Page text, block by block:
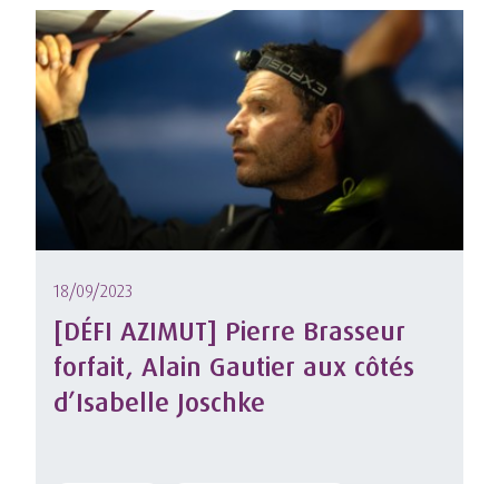
18/09/2023
[DÉFI AZIMUT] Pierre Brasseur
forfait, Alain Gautier aux côtés
d’Isabelle Joschke